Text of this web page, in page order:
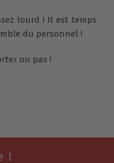
lourd ! Il est temps
du personnel !
ou pas !